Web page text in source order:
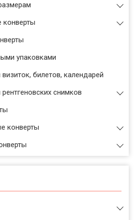
конверты
упаковками
билетов, календарей
снимков
конверты